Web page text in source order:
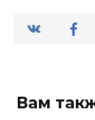
Вам